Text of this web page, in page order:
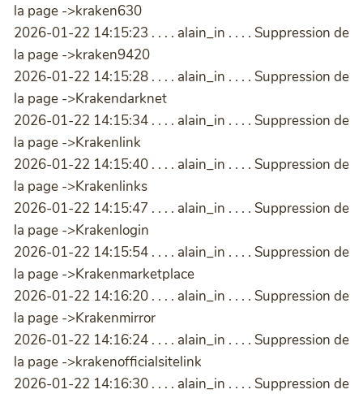
la page ->kraken630
2026-01-22 14:15:23 . . . . alain_in . . . . Suppression de
la page ->kraken9420
2026-01-22 14:15:28 . . . . alain_in . . . . Suppression de
la page ->Krakendarknet
2026-01-22 14:15:34 . . . . alain_in . . . . Suppression de
la page ->Krakenlink
2026-01-22 14:15:40 . . . . alain_in . . . . Suppression de
la page ->Krakenlinks
2026-01-22 14:15:47 . . . . alain_in . . . . Suppression de
la page ->Krakenlogin
2026-01-22 14:15:54 . . . . alain_in . . . . Suppression de
la page ->Krakenmarketplace
2026-01-22 14:16:20 . . . . alain_in . . . . Suppression de
la page ->Krakenmirror
2026-01-22 14:16:24 . . . . alain_in . . . . Suppression de
la page ->krakenofficialsitelink
2026-01-22 14:16:30 . . . . alain_in . . . . Suppression de